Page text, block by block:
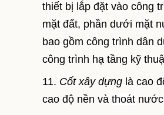
thiết bị lắp đặt vào công
mặt đất, phần dưới mặt
bao gồm công trình dân
công trình hạ tầng kỹ
11. Cốt xây dựng là cao
cao độ nền và thoát